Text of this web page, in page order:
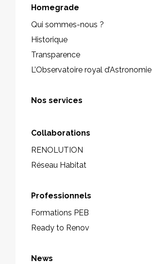
Homegrade
Qui sommes-nous ?
Historique
Transparence
L’Observatoire royal d’Astronomie
Nos services
Collaborations
RENOLUTION
Réseau Habitat
Professionnels
Formations PEB
Ready to Renov
News